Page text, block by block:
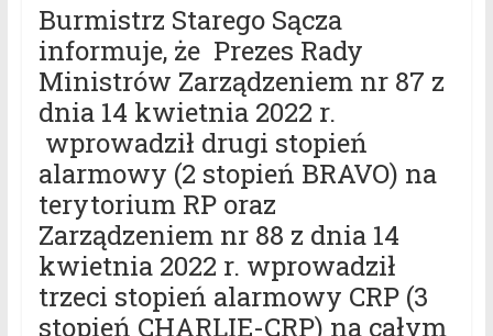
Burmistrz Starego Sącza
informuje, że Prezes Rady
Ministrów Zarządzeniem nr 87 z
dnia 14 kwietnia 2022 r.
wprowadził drugi stopień
alarmowy (2 stopień BRAVO) na
terytorium RP oraz
Zarządzeniem nr 88 z dnia 14
kwietnia 2022 r. wprowadził
trzeci stopień alarmowy CRP (3
stopień CHARLIE-CRP) na całym